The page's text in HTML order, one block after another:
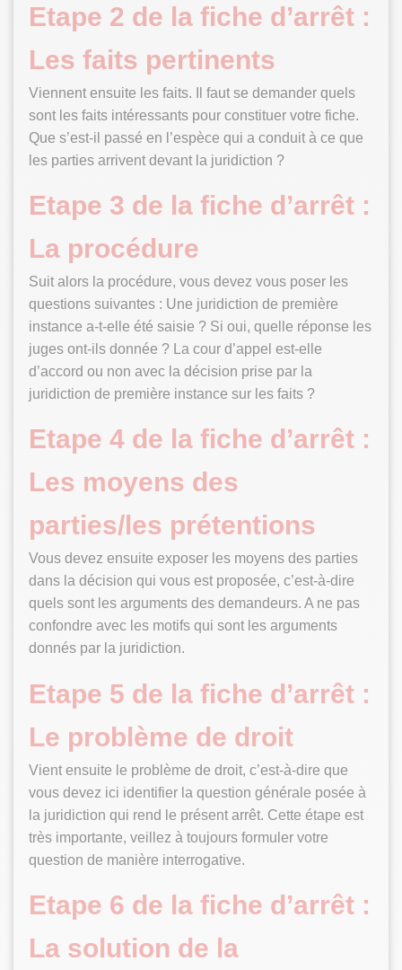
Etape 2 de la fiche d’arrêt :
Les faits pertinents
Viennent ensuite les faits. Il faut se demander quels
sont les faits intéressants pour constituer votre fiche.
Que s’est-il passé en l’espèce qui a conduit à ce que
les parties arrivent devant la juridiction ?
Etape 3 de la fiche d’arrêt :
La procédure
Suit alors la procédure, vous devez vous poser les
questions suivantes : Une juridiction de première
instance a-t-elle été saisie ? Si oui, quelle réponse les
juges ont-ils donnée ? La cour d’appel est-elle
d’accord ou non avec la décision prise par la
juridiction de première instance sur les faits ?
Etape 4 de la fiche d’arrêt :
Les moyens des
parties/les prétentions
Vous devez ensuite exposer les moyens des parties
dans la décision qui vous est proposée, c’est-à-dire
quels sont les arguments des demandeurs. A ne pas
confondre avec les motifs qui sont les arguments
donnés par la juridiction.
Etape 5 de la fiche d’arrêt :
Le problème de droit
Vient ensuite le problème de droit, c’est-à-dire que
vous devez ici identifier la question générale posée à
la juridiction qui rend le présent arrêt. Cette étape est
très importante, veillez à toujours formuler votre
question de manière interrogative.
Etape 6 de la fiche d’arrêt :
La solution de la